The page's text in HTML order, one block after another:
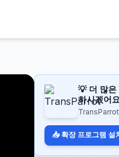
💡 더 많
하시겠어
📥 확장 프로그램 설